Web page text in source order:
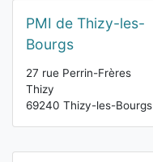
PMI de Thizy-les-
Bourgs
27 rue Perrin-Frères
Thizy
69240 Thizy-les-Bourgs